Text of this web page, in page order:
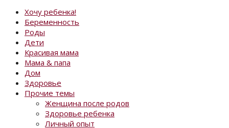
Хочу ребенка!
Беременность
Роды
Дети
Красивая мама
Мама & папа
Дом
Здоровье
Прочие темы
Женщина после родов
Здоровье ребенка
Личный опыт